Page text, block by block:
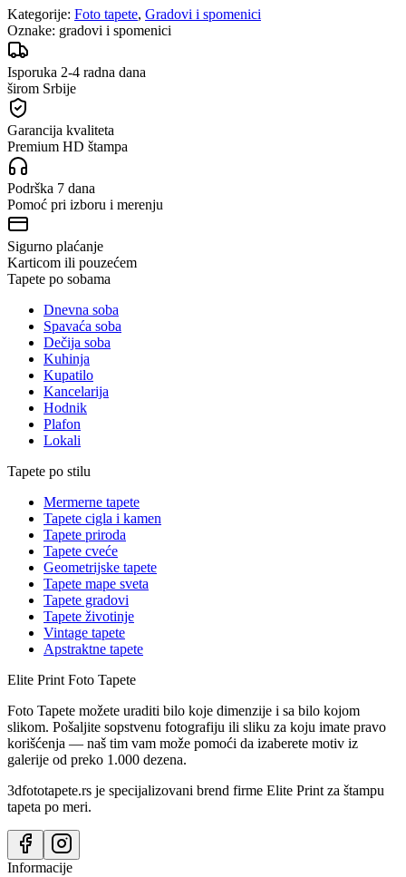
Kategorije: Foto tapete, Gradovi i spomenici
Oznake: gradovi i spomenici
Isporuka 2-4 radna dana
širom Srbije
Garancija kvaliteta
Premium HD štampa
Podrška 7 dana
Pomoć pri izboru i merenju
Sigurno plaćanje
Karticom ili pouzećem
Tapete po sobama
Dnevna soba
Spavaća soba
Dečija soba
Kuhinja
Kupatilo
Kancelarija
Hodnik
Plafon
Lokali
Tapete po stilu
Mermerne tapete
Tapete cigla i kamen
Tapete priroda
Tapete cveće
Geometrijske tapete
Tapete mape sveta
Tapete gradovi
Tapete životinje
Vintage tapete
Apstraktne tapete
Elite Print Foto Tapete
Foto Tapete možete uraditi bilo koje dimenzije i sa bilo kojom
slikom. Pošaljite sopstvenu fotografiju ili sliku za koju imate pravo
korišćenja — naš tim vam može pomoći da izaberete motiv iz
galerije od preko 1.000 dezena.
3dfototapete.rs je specijalizovani brend firme Elite Print za štampu
tapeta po meri.
Informacije